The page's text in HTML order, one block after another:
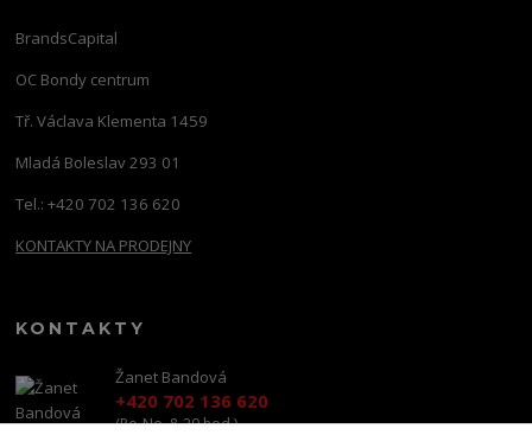
BrandsCapital
OC Bondy centrum
Tř. Václava Klementa 1459
Mladá Boleslav 293 01
Tel.: +420 702 136 620
KONTAKTY NA PRODEJNY
KONTAKTY
Žanet Bandová
+420 702 136 620
(Po-Ne, 8-20 hod.)